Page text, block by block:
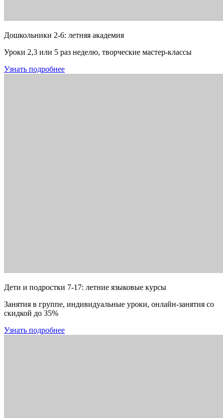
Дошкольники 2-6: летняя академия
Уроки 2,3 или 5 раз неделю, творческие мастер-классы
Узнать подробнее
Дети и подростки 7-17: летние языковые курсы
Занятия в группе, индивидуальные уроки, онлайн-занятия со
скидкой до 35%
Узнать подробнее